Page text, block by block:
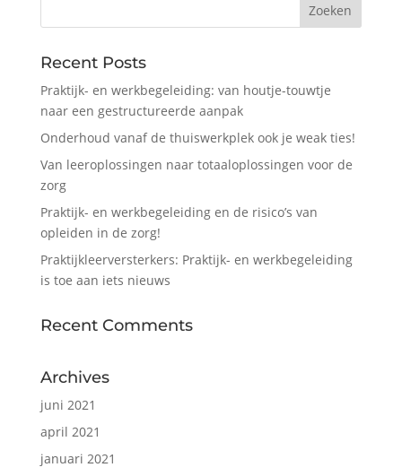
Recent Posts
Praktijk- en werkbegeleiding: van houtje-touwtje
naar een gestructureerde aanpak
Onderhoud vanaf de thuiswerkplek ook je weak ties!
Van leeroplossingen naar totaaloplossingen voor de
zorg
Praktijk- en werkbegeleiding en de risico’s van
opleiden in de zorg!
Praktijkleerversterkers: Praktijk- en werkbegeleiding
is toe aan iets nieuws
Recent Comments
Archives
juni 2021
april 2021
januari 2021